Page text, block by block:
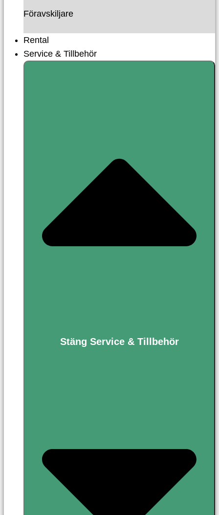
Föravskiljare
Rental
Service & Tillbehör
Stäng Service & Tillbehör